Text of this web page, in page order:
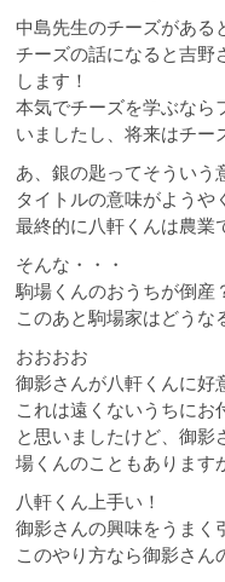
中島先生のチーズがある
チーズの話になると吉野
します！
本気でチーズを学ぶなら
いましたし、将来はチー
あ、銀の匙ってそういう
タイトルの意味がようや
最終的に八軒くんは農業
そんな・・・
駒場くんのおうちが倒産
このあと駒場家はどうな
おおおお
御影さんが八軒くんに好
これは遠くないうちにお
と思いましたけど、御影
場くんのこともあります
八軒くん上手い！
御影さんの興味をうまく
このやり方なら御影さん